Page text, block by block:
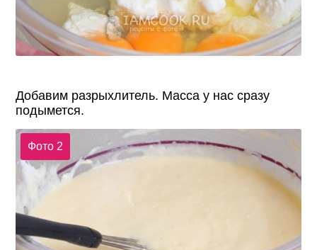
Добавим разрыхлитель. Масса у нас сразу
подымется.
Фото 2